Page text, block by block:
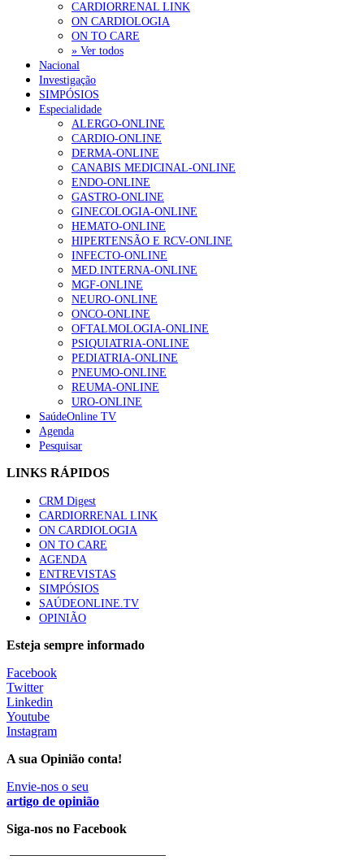
CARDIORRENAL LINK
ON CARDIOLOGIA
ON TO CARE
» Ver todos
Nacional
Investigação
SIMPÓSIOS
Especialidade
ALERGO-ONLINE
CARDIO-ONLINE
DERMA-ONLINE
CANABIS MEDICINAL-ONLINE
ENDO-ONLINE
GASTRO-ONLINE
GINECOLOGIA-ONLINE
HEMATO-ONLINE
HIPERTENSÃO E RCV-ONLINE
INFECTO-ONLINE
MED.INTERNA-ONLINE
MGF-ONLINE
NEURO-ONLINE
ONCO-ONLINE
OFTALMOLOGIA-ONLINE
PSIQUIATRIA-ONLINE
PEDIATRIA-ONLINE
PNEUMO-ONLINE
REUMA-ONLINE
URO-ONLINE
SaúdeOnline TV
Agenda
Pesquisar
LINKS RÁPIDOS
CRM Digest
CARDIORRENAL LINK
ON CARDIOLOGIA
ON TO CARE
AGENDA
ENTREVISTAS
SIMPÓSIOS
SAÚDEONLINE.TV
OPINIÃO
Esteja sempre informado
Facebook
Twitter
Linkedin
Youtube
Instagram
A sua Opinião conta!
Envie-nos o seu
artigo de opinião
Siga-nos no Facebook